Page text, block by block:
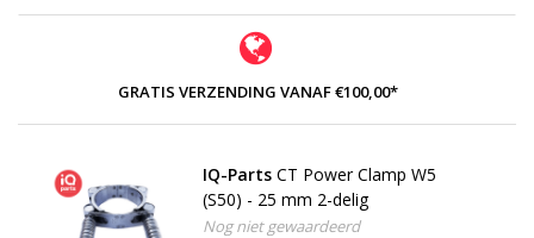
GRATIS VERZENDING VANAF €100,00*
IQ-Parts CT Power Clamp W5
(S50) - 25 mm 2-delig
Nog niet gewaardeerd